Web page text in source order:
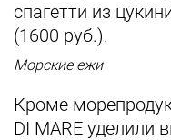
спагетти из
(1600 руб.).
Морские ежи
Кроме
DI MARE уделили